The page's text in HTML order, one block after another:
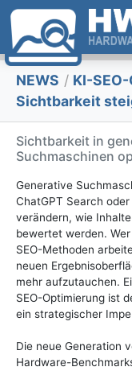
NEWS / KI-
Sichtbarkeit
Sichtbarkeit in
Suchmaschinen
Generative
ChatGPT Search
verändern, wie
bewertet werden.
SEO-Methoden
neuen
mehr aufzutauchen.
SEO-Optimierung ist
ein strategischer
Die neue Generation
Hardware-